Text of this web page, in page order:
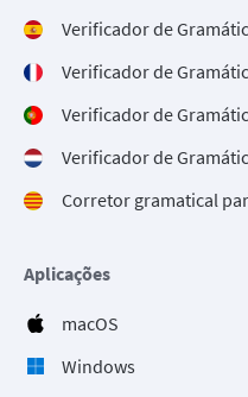
Verificador de
Verificador de
Verificador de
Verificador de
Corretor gramatical
Aplicações
macOS
Windows